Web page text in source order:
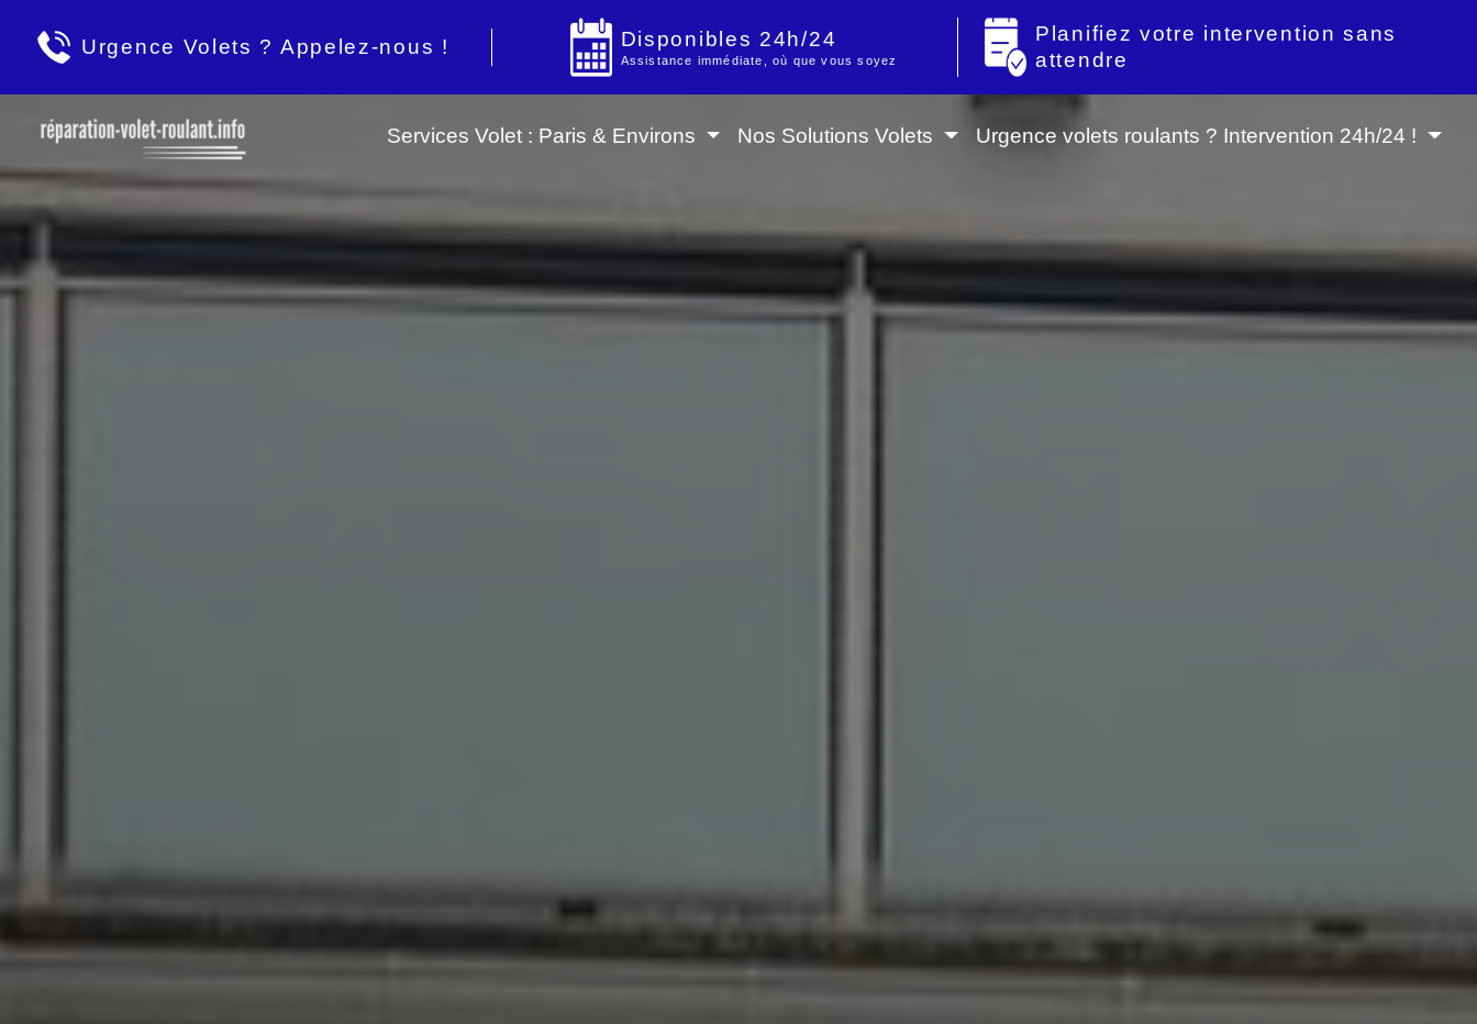
Urgence Volets ? Appelez-nous ! Disponibles 24h/24
Assistance immédiate, où que vous soyez
Planifiez votre intervention sans
attendre
Services Volet : Paris & Environs Nos Solutions Volets Urgence volets roulants ? Intervention 24h/24 !